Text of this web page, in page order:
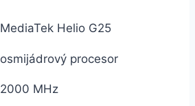
MediaTek Helio G25
osmijádrový procesor
2000 MHz